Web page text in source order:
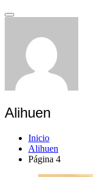
Alihuen
Inicio
Alihuen
Página 4